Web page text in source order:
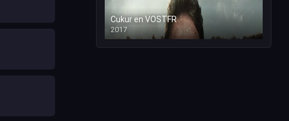
Cukur en VOSTFR
2017